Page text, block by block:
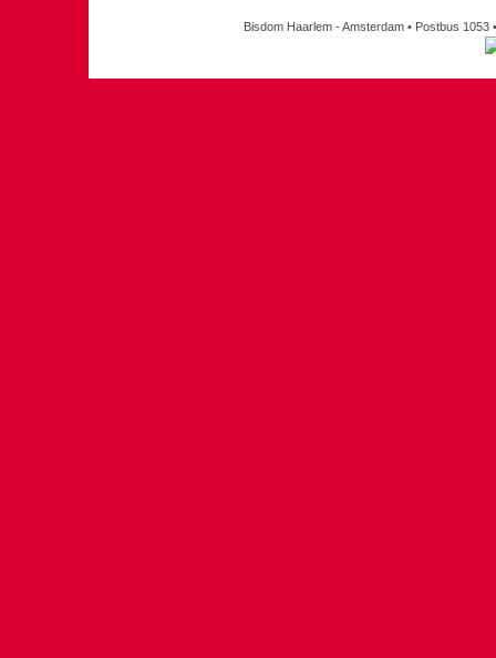
Bisdom Haarlem - Amsterdam • Postbus